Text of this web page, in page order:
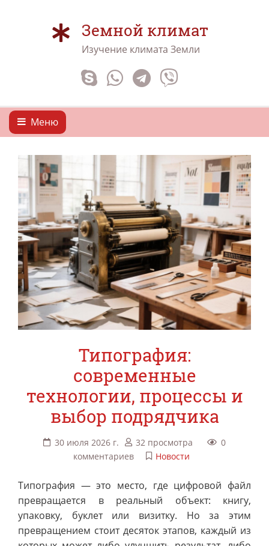
Земной климат
Изучение климата Земли
Меню
Типография:
современные
технологии, процессы и
выбор подрядчика
30 июля 2026 г. 32 просмотра
0
комментариев
Новости
Типография — это место, где цифровой файл
превращается в реальный объект: книгу,
упаковку, буклет или визитку. Но за этим
превращением стоит десяток этапов, каждый из